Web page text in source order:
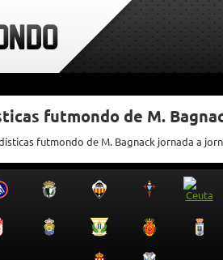
futmondo de M.
futmondo de M. Bagnack jornada a